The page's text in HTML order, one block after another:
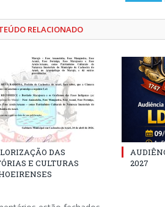
RELACIONADO
DAS
E CULTURAS
2027